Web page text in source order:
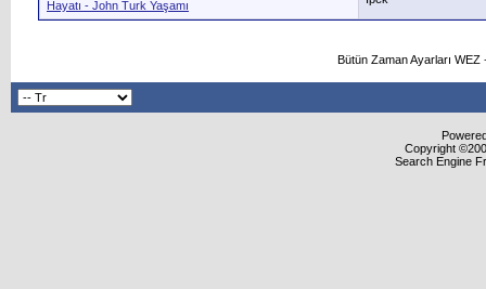
Hayatı - John Turk Yaşamı
Bütün Zaman Ayarları
Copyright
Search Engine